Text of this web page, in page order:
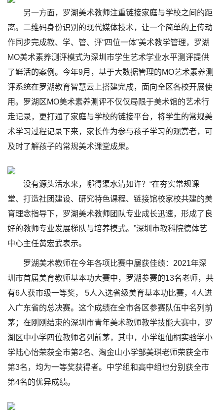
另一方面，罗湖美术教师注重链接家庭与学校之间的距
离。二维码身份识别的现代媒体技术，让一个简单的上传动
作同步完成教、学、管、评“四位一体”美术教学管理，罗湖
MO美术素养测评模式为深圳市学生艺术学业水平测评提供
了鲜活的案例。今年9月，基于大数据管理的MO艺术素养测
评系统在罗湖教育智慧云上搭建完成，面向全区各校开展使
用。罗湖区MO美术素养测评不仅仅局限于美术馆的艺术行
走记录，更打通了家庭与学校的链接平台，将学生的常规美
术学习过程记录下来，家长作为参与孩子学习的观赏者，可
及时了解孩子的常规美术课堂成果。
没有源头活水来，哪得渠水清如许？“在夯实常规课
堂、打造社团建设、研究特色课程、链接馆校家校共建的美
育理念指导下，罗湖美术教师团队专业成长迅速，形成了良
好的教师专业发展梯队与培养模式。”深圳市教科院德体艺
中心主任黄宏武表示。
罗湖美术教师在今年各项比赛中屡获佳绩：2021年深
圳市首届美育教师基本功大赛中，罗湖参赛的13名老师，共
有6人获市级一等奖， 5人入选省级美育基本功比赛，4人进
入广东省的总决赛。这个成绩在全市各区参赛队伍中名列前
茅；在刚刚结束的深圳市青年美术教师教学技能大赛中，罗
湖区中小学四位教师名列前茅，其中，小学组仙桐实验学小
学陆心怡荣获全市第2名、淘金山小学邹美琪老师荣获全市
第3名，均为一等奖获得者。中学组和高中组也分别获全市
第4名的优异成绩。